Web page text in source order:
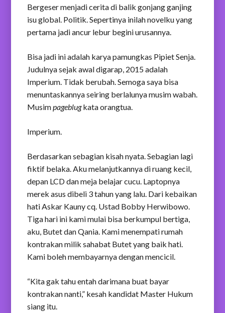
Bergeser menjadi cerita di balik gonjang ganjing
isu global. Politik. Sepertinya inilah novelku yang
pertama jadi ancur lebur begini urusannya.
Bisa jadi ini adalah karya pamungkas Pipiet Senja.
Judulnya sejak awal digarap, 2015 adalah
Imperium. Tidak berubah. Semoga saya bisa
menuntaskannya seiring berlalunya musim wabah.
Musimpageblugkata orangtua.
Imperium.
Berdasarkan sebagian kisah nyata. Sebagian lagi
fiktif belaka. Aku melanjutkannya di ruang kecil,
depan LCD dan meja belajar cucu. Laptopnya
merek asus dibeli 3 tahun yang lalu. Dari kebaikan
hati Askar Kauny cq. Ustad Bobby Herwibowo.
Tiga hari ini kami mulai bisa berkumpul bertiga,
aku, Butet dan Qania. Kami menempati rumah
kontrakan milik sahabat Butet yang baik hati.
Kami boleh membayarnya dengan mencicil.
“Kita gak tahu entah darimana buat bayar
kontrakan nanti,” kesah kandidat Master Hukum
siang itu.